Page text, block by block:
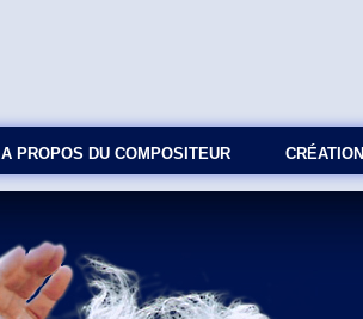
A PROPOS DU COMPOSITEUR СRÉATION